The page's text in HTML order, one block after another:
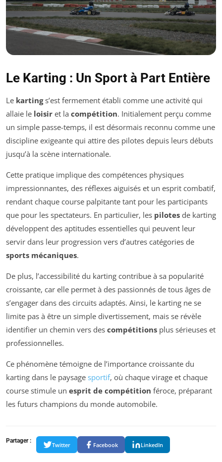
Le Karting : Un Sport à Part Entière
Le kartings’est fermement établi comme une activité qui
allaie le loisir et la compétition. Initialement perçu comme
un simple passe-temps, il est désormais reconnu comme une
discipline exigeante qui attire des pilotes depuis leurs débuts
jusqu’à la scène internationale.
Cette pratique implique des compétences physiques
impressionnantes, des réflexes aiguisés et un esprit combatif,
rendant chaque course palpitante tant pour les participants
que pour les spectateurs. En particulier, les pilotes de karting
développent des aptitudes essentielles qui peuvent leur
servir dans leur progression vers d’autres catégories de
sports mécaniques.
De plus, l’accessibilité du karting contribue à sa popularité
croissante, car elle permet à des passionnés de tous âges de
s’engager dans des circuits adaptés. Ainsi, le karting ne se
limite pas à être un simple divertissement, mais se révèle
identifier un chemin vers des compétitions plus sérieuses et
professionnelles.
Ce phénomène témoigne de l’importance croissante du
karting dans le paysage sportif, où chaque virage et chaque
course stimule un esprit de compétition féroce, préparant
les futurs champions du monde automobile.
Partager :
Twitter Facebook LinkedIn